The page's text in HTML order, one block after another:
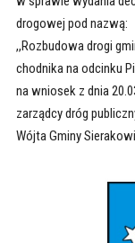
drogowej pod nazwą:
,,Rozbudowa drogi
chodnika na odcinku
na wniosek z dnia
zarządcy dróg
Wójta Gminy